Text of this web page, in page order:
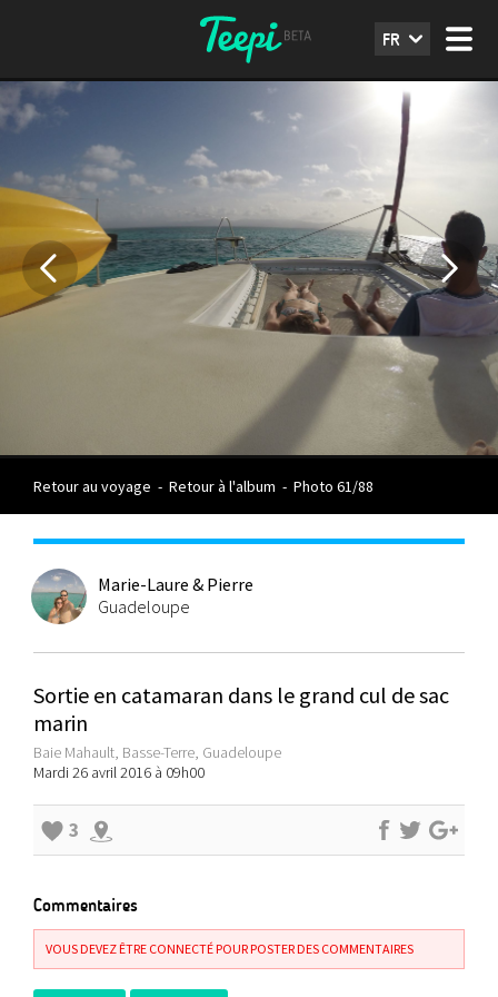
FR
Retour au voyage - Retour à l'album - Photo 61/88
Marie-Laure & Pierre
Guadeloupe
Sortie en catamaran dans le grand cul de sac
marin
Baie Mahault, Basse-Terre, Guadeloupe
Mardi 26 avril 2016 à 09h00
3
Commentaires
VOUS DEVEZ ÊTRE CONNECTÉ POUR POSTER DES COMMENTAIRES